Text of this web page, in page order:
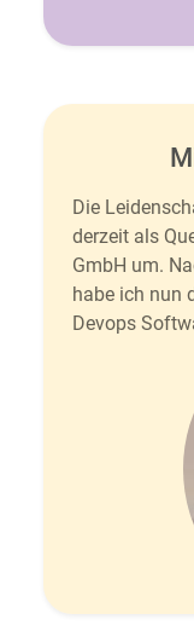
Die
derzeit als
GmbH um.
habe ich nun
Devops